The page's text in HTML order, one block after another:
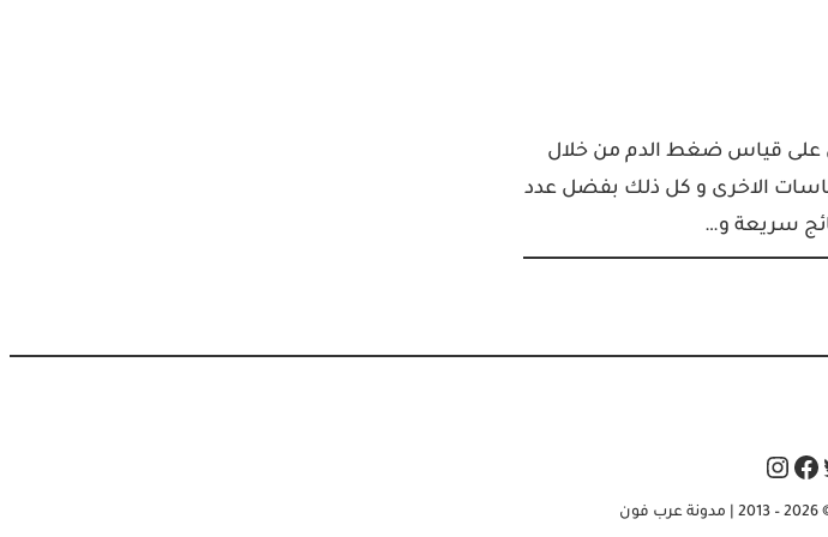
على قياس ضغط الدم من خلال
الاخرى و كل ذلك بفضل عدد
سريعة و…
Facebook
Instagram